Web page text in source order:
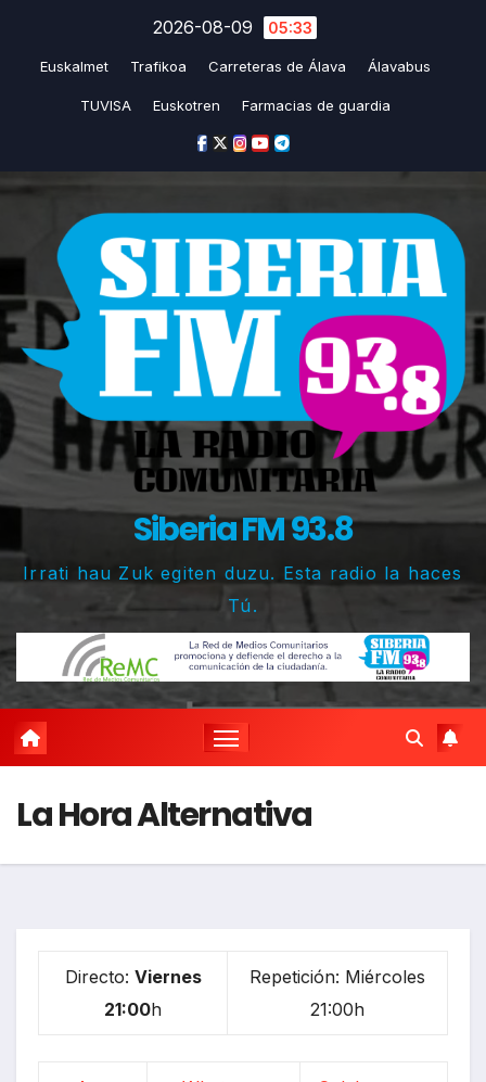
2026-08-09 05:33
Euskalmet Trafikoa Carreteras de Álava Álavabus
TUVISA Euskotren Farmacias de guardia
Siberia FM 93.8
Irrati hau Zuk egiten duzu. Esta radio la haces
Tú.
La Hora Alternativa
Directo: Viernes
21:00h
Repetición: Miércoles
21:00h